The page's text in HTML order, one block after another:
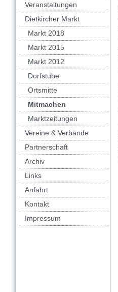
Veranstaltungen
Dietkircher Markt
Markt 2018
Markt 2015
Markt 2012
Dorfstube
Ortsmitte
Mitmachen
Marktzeitungen
Vereine & Verbände
Partnerschaft
Archiv
Links
Anfahrt
Kontakt
Impressum